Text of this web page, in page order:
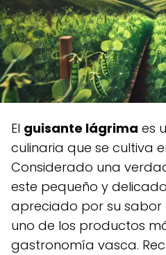
El guisante lágrima es
culinaria que se cultiva
Considerado una
este pequeño y
apreciado por su sabor
uno de los productos
gastronomía vasca.